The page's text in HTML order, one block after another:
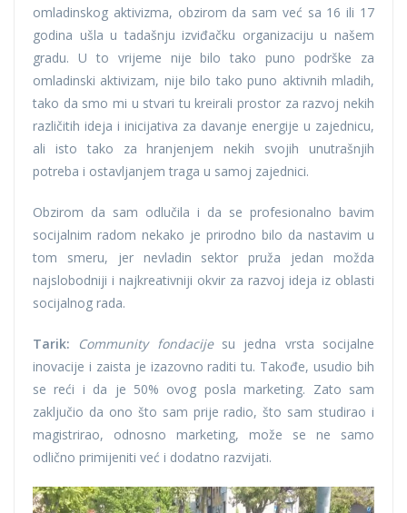
omladinskog aktivizma, obzirom da sam već sa 16 ili 17
godina ušla u tadašnju izviđačku organizaciju u našem
gradu. U to vrijeme nije bilo tako puno podrške za
omladinski aktivizam, nije bilo tako puno aktivnih mladih,
tako da smo mi u stvari tu kreirali prostor za razvoj nekih
različitih ideja i inicijativa za davanje energije u zajednicu,
ali isto tako za hranjenjem nekih svojih unutrašnjih
potreba i ostavljanjem traga u samoj zajednici.
Obzirom da sam odlučila i da se profesionalno bavim
socijalnim radom nekako je prirodno bilo da nastavim u
tom smeru, jer nevladin sektor pruža jedan možda
najslobodniji i najkreativniji okvir za razvoj ideja iz oblasti
socijalnog rada.
Tarik: Community fondacijesu jedna vrsta socijalne
inovacije i zaista je izazovno raditi tu. Takođe, usudio bih
se reći i da je 50% ovog posla marketing. Zato sam
zaključio da ono što sam prije radio, što sam studirao i
magistrirao, odnosno marketing, može se ne samo
odlično primijeniti već i dodatno razvijati.